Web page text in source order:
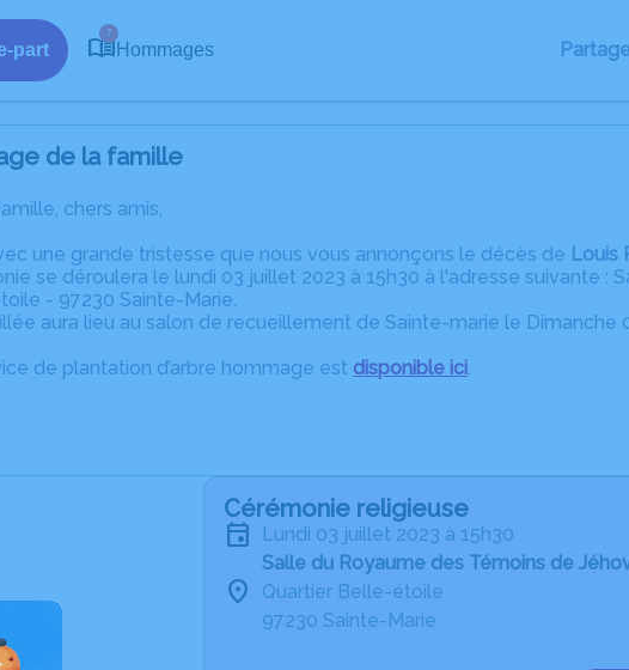
part
7
Hommages
de la famille
chers amis,
une grande tristesse que nous vous annonçons le décès de Louis
se déroulera le lundi 03 juillet 2023 à 15h30 à l'adresse suivante :
- 97230 Sainte-Marie.
aura lieu au salon de recueillement de Sainte-marie le Dimanche
de plantation d’arbre hommage est disponible ici.
Cérémonie religieuse
lundi 03 juillet 2023 à 15h30
Salle du Royaume des Témoins de
Quartier Belle-étoile
97230 Sainte-Marie